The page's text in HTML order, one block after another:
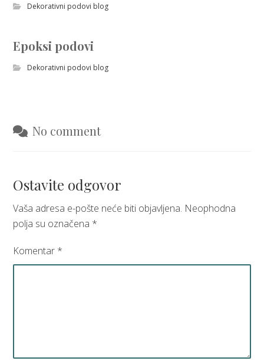
Dekorativni podovi blog
Epoksi podovi
Dekorativni podovi blog
No comment
Ostavite odgovor
Vaša adresa e-pošte neće biti objavljena. Neophodna
polja su označena *
Komentar *